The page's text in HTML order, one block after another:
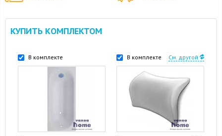
КУПИТЬ КОМПЛЕКТОМ
В комплекте В комплекте См. другой